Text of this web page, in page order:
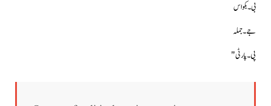
بی۔ بکواس
جے۔ جملہ
پی۔ پارٹی "